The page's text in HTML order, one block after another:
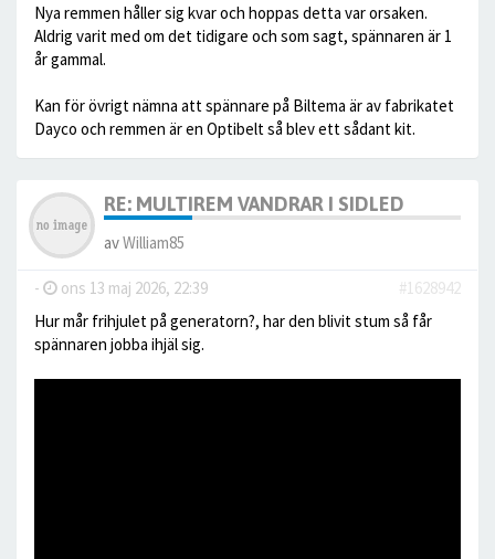
Nya remmen håller sig kvar och hoppas detta var orsaken.
Aldrig varit med om det tidigare och som sagt, spännaren är 1
år gammal.
Kan för övrigt nämna att spännare på Biltema är av fabrikatet
Dayco och remmen är en Optibelt så blev ett sådant kit.
RE: MULTIREM VANDRAR I SIDLED
avWilliam85
- ons 13 maj 2026, 22:39
#1628942
Hur mår frihjulet på generatorn?, har den blivit stum så får
spännaren jobba ihjäl sig.